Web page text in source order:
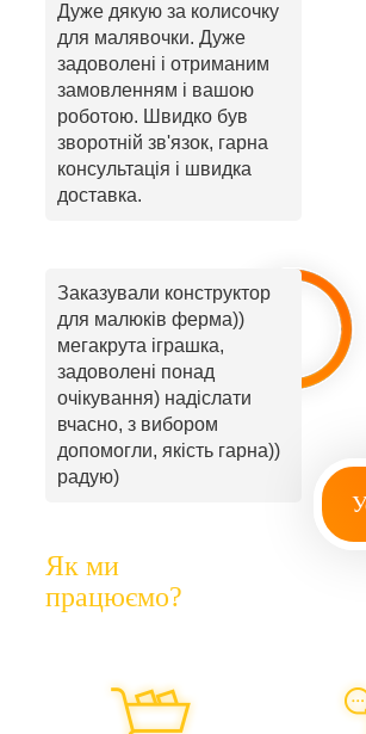
Дуже дякую за колисочку
для малявочки. Дуже
задоволені і отриманим
замовленням і вашою
роботою. Швидко був
зворотній зв'язок, гарна
консультація і швидка
доставка.
Заказували конструктор
для малюків ферма))
мегакрута іграшка,
задоволені понад
очікування) надіслати
вчасно, з вибором
допомогли, якість гарна))
радую)
Як ми
працюємо?